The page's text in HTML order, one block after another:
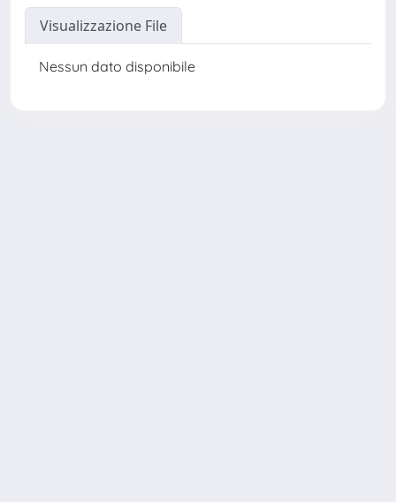
Visualizzazione File
Nessun dato disponibile